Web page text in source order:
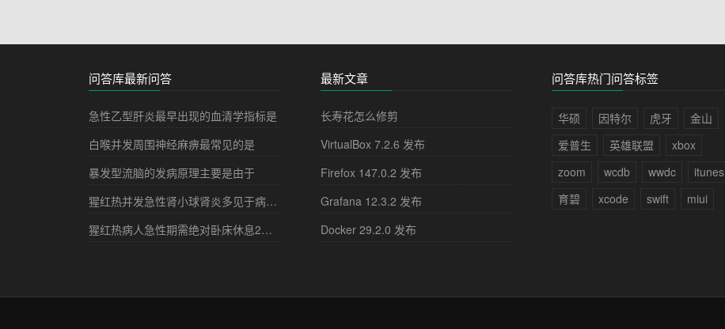
问答库最新问答
急性乙型肝炎最早出现的血清学指标是
白喉并发周围神经麻痹最常见的是
暴发型流脑的发病原理主要是由于
猩红热并发急性肾小球肾炎多见于病程的
猩红热病人急性期需绝对卧床休息2－3周，其目的是
最新文章
长寿花怎么修剪
VirtualBox 7.2.6 发布
Firefox 147.0.2 发布
Grafana 12.3.2 发布
Docker 29.2.0 发布
问答库热门问答标签
华硕 因特尔 虎牙
金山
爱普生
英雄联盟
xbox
zoom
wcdb wwdc
itunes
育碧
xcode swift miui